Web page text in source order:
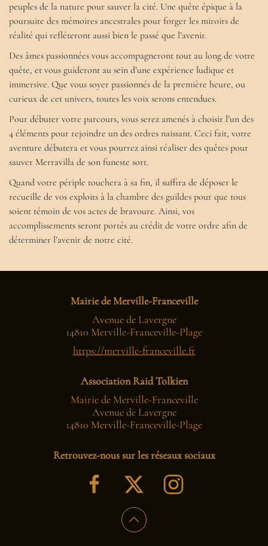
peuples de la nature pour sauver la cité. Une quête épique à la
poursuite des mémoires ancestrales pour forger les miroirs de
réalité qui refléteront aussi bien le passé que l’avenir.
Des âmes passionnées vous accompagneront tout au long de votre
quête, et vous guideront au sein d’une expérience ludique et
immersive. Que vous soyer passionnés de la première heure, ou
curieux de cet univers, toutes les voix serons entendues.
Pour débuter votre parcours, vous serez amenés à choisir l’un des
4 éléments pour rejoindre un des ordres naissant. Ceci fait, votre
aventure débutera et vous pourrez ainsi réaliser des quêtes pour
sauver Merravilla de son funeste sort.
Quand votre périple touchera à sa fin, il suffira de déposer le
recueille de vos exploits à la chambre des guildes pour que tous
soient témoin de vos actes de bravoure. Ainsi, vos
accomplissements seront portés au crédit de votre ordre afin de
déterminer l’avenir de notre cité.
Mairie de Merville-Franceville
Avenue de Lavergne
14810 Merville-Franceville-Plage
https://merville-franceville.fr
Association Raid Tolkien
Mairie de Merville-Franceville
Avenue de Lavergne
14810 Merville-Franceville-Plage
Retrouvez-nous sur les réseaux sociaux